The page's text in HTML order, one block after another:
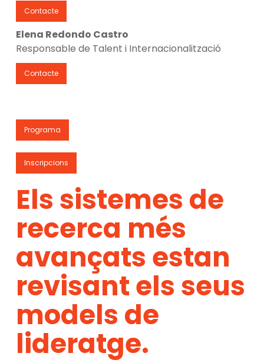
Contacte
Elena Redondo Castro
Responsable de Talent i Internacionalització
Contacte
Programa
Inscripcions
Els sistemes de
recerca més
avançats estan
revisant els seus
models de
lideratge.